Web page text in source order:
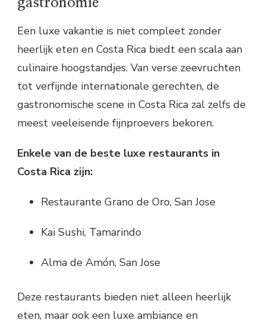
Een luxe vakantie is niet compleet zonder
heerlijk eten en Costa Rica biedt een scala aan
culinaire hoogstandjes. Van verse zeevruchten
tot verfijnde internationale gerechten, de
gastronomische scene in Costa Rica zal zelfs de
meest veeleisende fijnproevers bekoren.
Enkele van de beste luxe restaurants in
Costa Rica zijn:
Restaurante Grano de Oro, San Jose
Kai Sushi, Tamarindo
Alma de Amón, San Jose
Deze restaurants bieden niet alleen heerlijk
eten, maar ook een luxe ambiance en